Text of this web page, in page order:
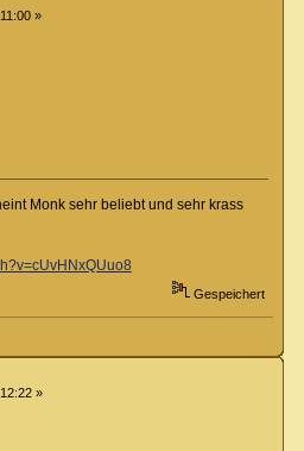
»
Monk sehr beliebt und sehr krass
Gespeichert
»